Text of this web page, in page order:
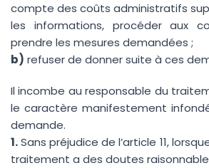
compte des coûts administratifs
les informations, procéder aux
prendre les mesures demandées ;
b) refuser de donner suite à ces
Il incombe au responsable du
le caractère manifestement
demande.
1.Sans préjudice de l’article 11,
traitement a des doutes